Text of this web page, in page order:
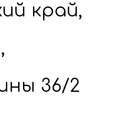
край,
36/2